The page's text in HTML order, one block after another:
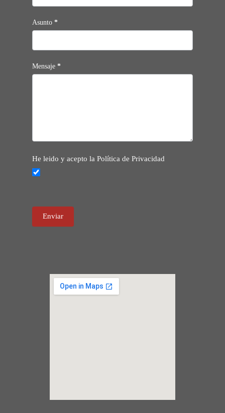
Asunto *
Mensaje *
He leido y acepto la Política de Privacidad
Enviar